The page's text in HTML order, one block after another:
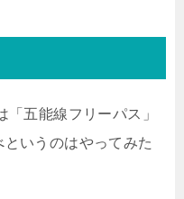
五能線フリーパス」
いうのはやってみた